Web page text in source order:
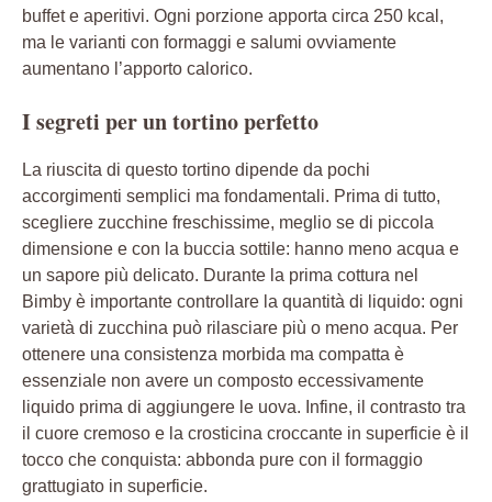
buffet e aperitivi. Ogni porzione apporta circa 250 kcal,
ma le varianti con formaggi e salumi ovviamente
aumentano l’apporto calorico.
I segreti per un tortino perfetto
La riuscita di questo tortino dipende da pochi
accorgimenti semplici ma fondamentali. Prima di tutto,
scegliere zucchine freschissime, meglio se di piccola
dimensione e con la buccia sottile: hanno meno acqua e
un sapore più delicato. Durante la prima cottura nel
Bimby è importante controllare la quantità di liquido: ogni
varietà di zucchina può rilasciare più o meno acqua. Per
ottenere una consistenza morbida ma compatta è
essenziale non avere un composto eccessivamente
liquido prima di aggiungere le uova. Infine, il contrasto tra
il cuore cremoso e la crosticina croccante in superficie è il
tocco che conquista: abbonda pure con il formaggio
grattugiato in superficie.